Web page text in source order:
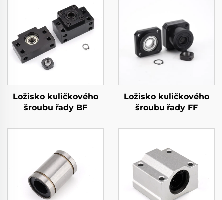
Ložisko kuličkového
šroubu řady BF
Ložisko kuličkového
šroubu řady FF